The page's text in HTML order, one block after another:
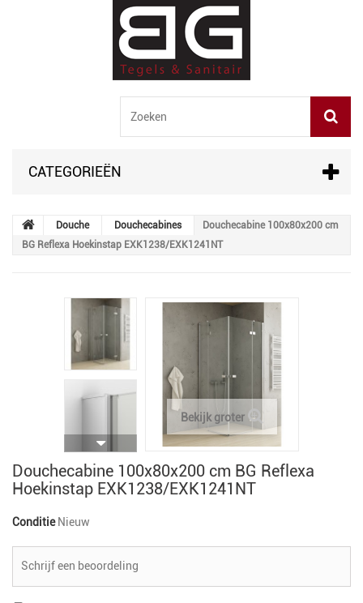
CATEGORIEËN
Douche Douchecabines
Douchecabine 100x80x200 cm
BG Reflexa Hoekinstap EXK1238/EXK1241NT
Bekijk groter
Douchecabine 100x80x200 cm BG Reflexa
Hoekinstap EXK1238/EXK1241NT
Conditie Nieuw
Schrijf een beoordeling